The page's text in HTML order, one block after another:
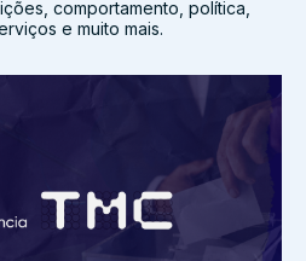
comportamento, política,
e muito mais.